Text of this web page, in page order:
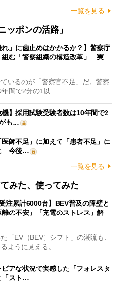
一覧を見る
ッポンの活路」
れ」に歯止めはかかるか？】警察庁
組む「警察組織の構造改革」 実
いるのが「警察官不足」だ。警察
間で2分の1以…
機】採用試験受験者数は10年間で2
も…
医師不足」に加えて「患者不足」に
今後…
一覧を見る
みた、使ってみた
注累計6000台】BEV普及の障壁と
の不安」「充電のストレス」解
「EV（BEV）シフト」の潮流も、
ように見える。…
ビアな状況で実感した「フォレスタ
「スト…